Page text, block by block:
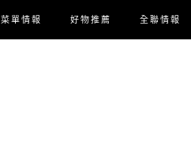
菜單情報 好物推薦 全聯情報